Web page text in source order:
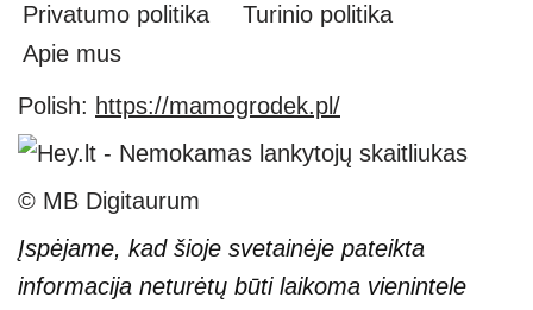
Privatumo politika
Turinio politika
Apie mus
Polish: https://mamogrodek.pl/
© MB Digitaurum
Įspėjame, kad šioje svetainėje pateikta
informacija neturėtų būti laikoma vienintele